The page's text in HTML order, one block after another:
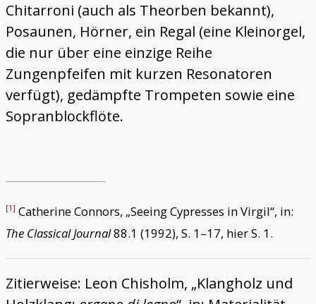
Chitarroni (auch als Theorben bekannt),
Posaunen, Hörner, ein Regal (eine Kleinorgel,
die nur über eine einzige Reihe
Zungenpfeifen mit kurzen Resonatoren
verfügt), gedämpfte Trompeten sowie eine
Sopranblockflöte.
[1] Catherine Connors, „Seeing Cypresses in Virgil“, in:
The Classical Journal88.1 (1992), S. 1–17, hier S. 1.
Zitierweise: Leon Chisholm, „Klangholz und